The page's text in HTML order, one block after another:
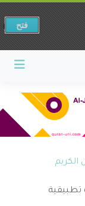
الكريم
تطبيقية
فتح